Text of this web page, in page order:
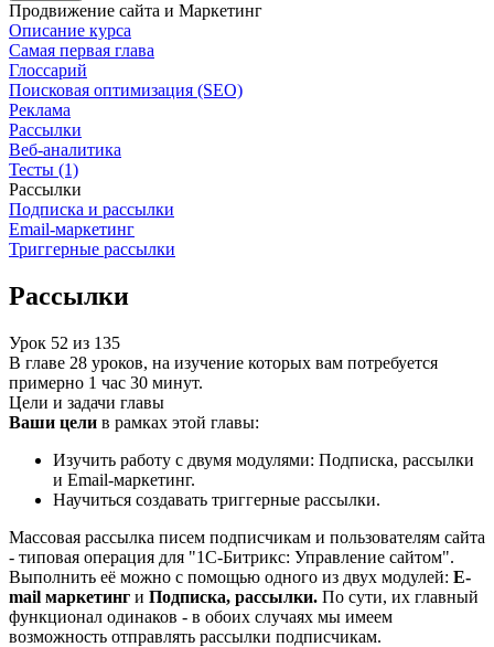
Продвижение сайта и Маркетинг
Описание курса
Самая первая глава
Глоссарий
Поисковая оптимизация (SEO)
Реклама
Рассылки
Веб-аналитика
Тесты (1)
Рассылки
Подписка и рассылки
Email-маркетинг
Триггерные рассылки
Рассылки
Урок 52 из 135
В главе 28 уроков, на изучение которых вам потребуется
примерно 1 час 30 минут.
Цели и задачи главы
Ваши цели в рамках этой главы:
Изучить работу с двумя модулями: Подписка, рассылки
и Email-маркетинг.
Научиться создавать триггерные рассылки.
Массовая рассылка писем подписчикам и пользователям сайта
- типовая операция для "1С-Битрикс: Управление сайтом".
Выполнить её можно с помощью одного из двух модулей: E-
mail маркетинг и Подписка, рассылки. По сути, их главный
функционал одинаков - в обоих случаях мы имеем
возможность отправлять рассылки подписчикам.